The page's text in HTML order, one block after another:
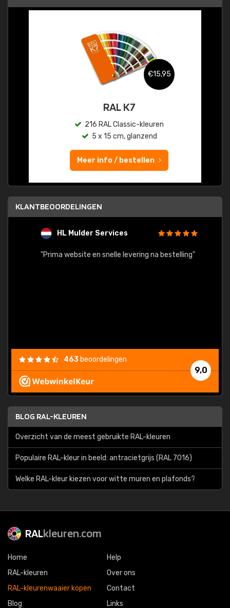
€15,95
RAL K7
216 RAL Classic-kleuren
5 x 15 cm, glanzend
Meer info / bestellen
KLANTBEOORDELINGEN
HL Mulder Services
"Prima website en snelle levering na bestelling"
9,0
463 beoordelingen
BLOG RAL-KLEUREN
Overzicht van de meest gebruikte RAL-kleuren
Populaire RAL-kleur in beeld: antracietgrijs (RAL 7016)
Welke RAL-kleur kiezen voor witte muren en plafonds?
RALkleuren.com
Home
RAL-kleuren
RAL-kleurenwaaier kopen
Blog
Help
Over ons
Contact
Links